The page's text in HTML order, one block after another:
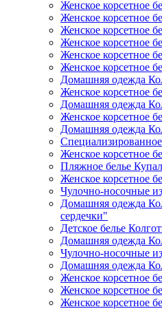
Женское корсетное
Женское корсетное
Женское корсетное
Женское корсетное
Женское корсетное
Женское корсетное
Домашняя одежда
Женское корсетное
Домашняя одежда
Женское корсетное
Домашняя одежда
Женское корсетное
Пляжное белье
Женское корсетное
Чулочно-носочные
Домашняя одежда
сердечки"
Детское белье
Домашняя одежда
Чулочно-носочные
Домашняя одежда
Женское корсетное
Женское корсетное
Женское корсетное